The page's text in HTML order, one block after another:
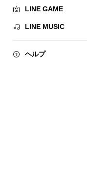
LINE GAME
LINE MUSIC
ヘルプ